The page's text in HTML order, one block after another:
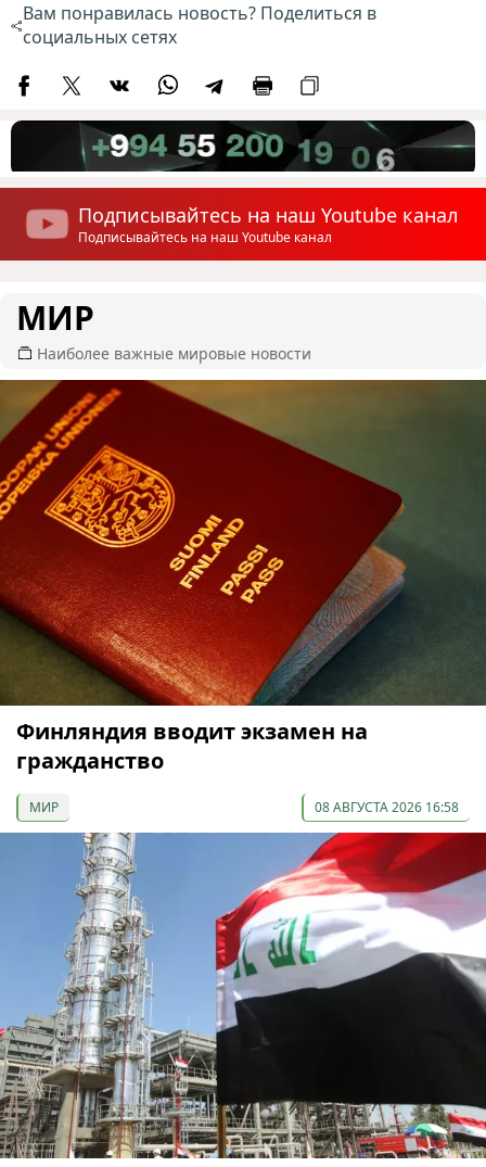
Вам понравилась новость? Поделиться в
социальных сетях
Подписывайтесь на наш Youtube канал
Подписывайтесь на наш Youtube канал
МИР
Наиболее важные мировые новости
Финляндия вводит экзамен на
гражданство
МИР 08 АВГУСТА 2026 16:58